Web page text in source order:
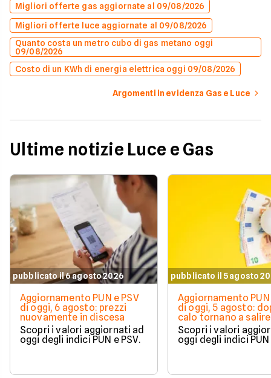
Migliori offerte gas aggiornate al 09/08/2026
Migliori offerte luce aggiornate al 09/08/2026
Quanto costa un metro cubo di gas metano oggi
09/08/2026
Costo di un KWh di energia elettrica oggi 09/08/2026
Argomenti in evidenza Gas e Luce
Ultime notizie Luce e Gas
pubblicato il 6 agosto 2026
Aggiornamento PUN e PSV
di oggi, 6 agosto: prezzi
nuovamente in discesa
Scopri i valori aggiornati ad
oggi degli indici PUN e PSV.
pubblicato il 5 agosto
Aggiornamento PUN
di oggi, 5 agosto:
calo tornano a
Scopri i valori
oggi degli indici PUN